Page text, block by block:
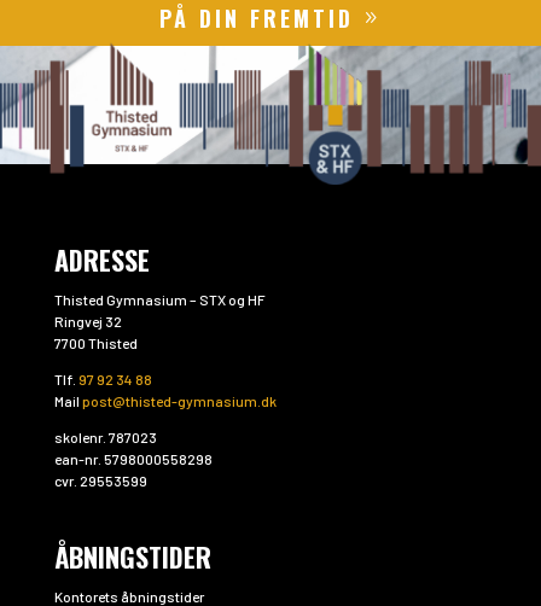
PÅ DIN FREMTID
ADRESSE
Thisted Gymnasium – STX og HF
Ringvej 32
7700 Thisted
Tlf. 97 92 34 88
Mail post@thisted-gymnasium.dk
skolenr. 787023
ean-nr. 5798000558298
cvr. 29553599
ÅBNINGSTIDER
Kontorets åbningstider